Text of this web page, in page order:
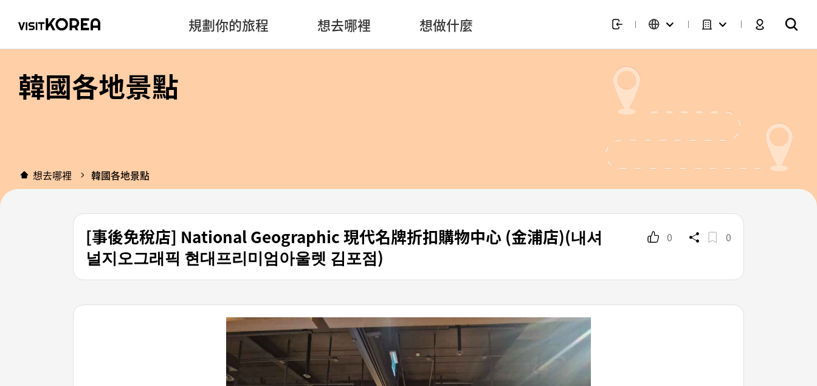
規劃你的旅程 想去哪裡 想做什麼
韓國各地景點
想去哪裡 韓國各地景點
[事後免稅店] National Geographic 現代名牌折扣購物中心 (金浦店)(내셔
널지오그래픽 현대프리미엄아울렛 김포점)
0 0